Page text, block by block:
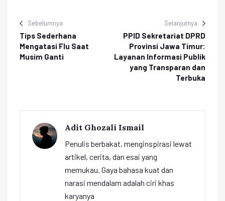
Sebelumnya
Tips Sederhana
Mengatasi Flu Saat
Musim Ganti
Selanjutnya
PPID Sekretariat DPRD
Provinsi Jawa Timur:
Layanan Informasi Publik
yang Transparan dan
Terbuka
Adit Ghozali Ismail
Penulis berbakat, menginspirasi lewat
artikel, cerita, dan esai yang
memukau. Gaya bahasa kuat dan
narasi mendalam adalah ciri khas
karyanya